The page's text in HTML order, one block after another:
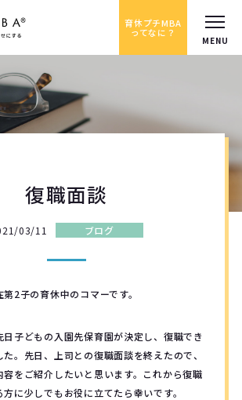
育休プチMBA
ってなに？
復職面談
03/11 ブログ
2子の育休中のコマーです。
子どもの入園先保育園が決定し、復職でき
。先日、上司との復職面談を終えたので、
容をご紹介したいと思います。これから復職
に少しでもお役に立てたら幸いです。